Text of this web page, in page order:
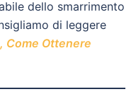
dello smarrimento
di leggere
Come Ottenere